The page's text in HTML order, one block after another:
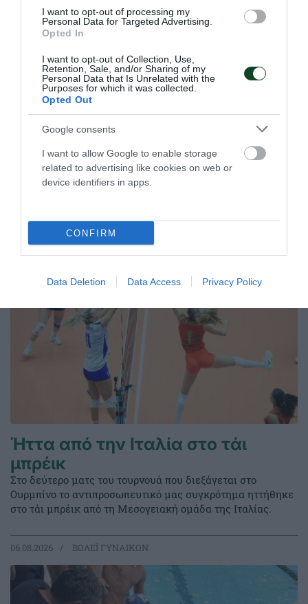
I want to opt-out of processing my
Personal Data for Targeted Advertising.
Opted In
I want to opt-out of Collection, Use,
Retention, Sale, and/or Sharing of my
Personal Data that Is Unrelated with the
Purposes for which it was collected.
Opted Out
Google consents
I want to allow Google to enable storage
related to advertising like cookies on web or
device identifiers in apps.
CONFIRM
Data Deletion Data Access Privacy Policy
Στη μνήμη του Άλκη
To τμήμα άρσης βαρών του Παναθηναϊκού συμμετείχε και
φέτος στους αγώνες που έγιναν στη μνήμη του
αδικοχαμένου Άλκη Καμπανού.
29.03.2026 ΑΡΣΗ ΒΑΡΩΝ
ΤΕΛΕΥΤΑΙΑ ΝΕΑ
Ήττα από την Ιταλία στο τάι
μπρέικ
Στο δεύτερο ματς του τουρνουά που διεξάγεται στο
Ουρμπίνο το αντιπροσωπευτικό μας συγκρότημα ηττήθηκε
στο τάι μπρέικ από τη Μεσογειακή ομάδα της Ιταλίας.
06.08.2026 ΒΟΛΕΪ ΓΥΝΑΙΚΩΝ